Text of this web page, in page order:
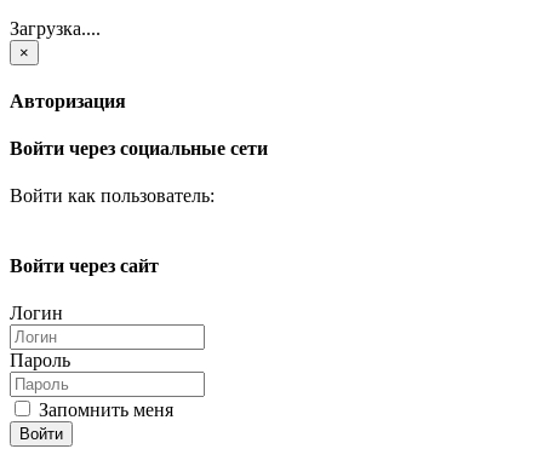
Загрузка....
×
Авторизация
Войти через социальные сети
Войти как пользователь:
Войти через сайт
Логин
Пароль
Запомнить меня